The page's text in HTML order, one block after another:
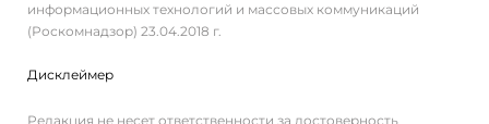
информационных технологий и массовых коммуникаций
(Роскомнадзор) 23.04.2018 г.
Дисклеймер
Редакция не несет ответственности за достоверность